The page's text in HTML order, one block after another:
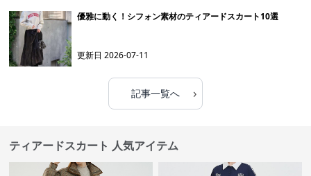
優雅に動く！シフォン素材のティアードスカート10選
更新日2026-07-11
記事一覧へ ›
ティアードスカート 人気アイテム